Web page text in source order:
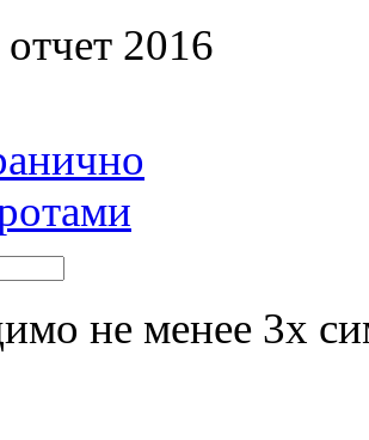
2016
не менее 3х